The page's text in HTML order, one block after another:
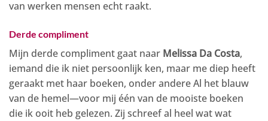
van werken mensen echt raakt.
Derde compliment
Mijn derde compliment gaat naar Melissa Da Costa,
iemand die ik niet persoonlijk ken, maar me diep heeft
geraakt met haar boeken, onder andere Al het blauw
van de hemel—voor mij één van de mooiste boeken
die ik ooit heb gelezen. Zij schreef al heel wat wat